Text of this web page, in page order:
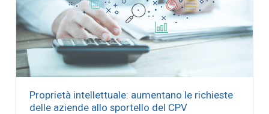
Proprietà intellettuale: aumentano le richieste
delle aziende allo sportello del CPV